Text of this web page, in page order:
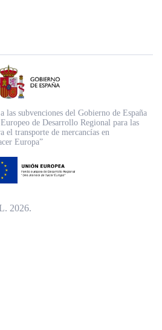
las subvenciones del Gobierno de España
de Desarrollo Regional para las
el transporte de mercancías en
Europa”
2026.